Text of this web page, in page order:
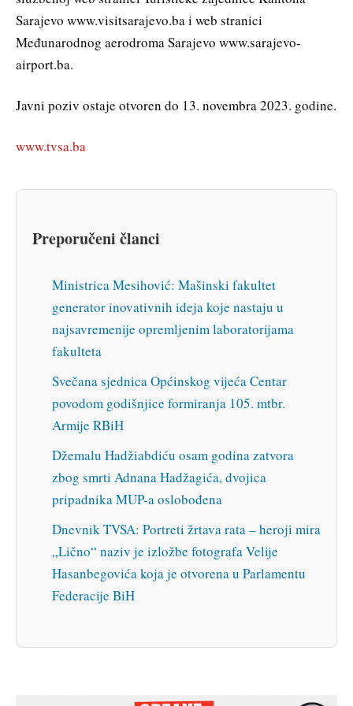
Sarajevo www.visitsarajevo.ba i web stranici
Međunarodnog aerodroma Sarajevo www.sarajevo-
airport.ba.
Javni poziv ostaje otvoren do 13. novembra 2023. godine.
www.tvsa.ba
Preporučeni članci
Ministrica Mesihović: Mašinski fakultet
generator inovativnih ideja koje nastaju u
najsavremenije opremljenim laboratorijama
fakulteta
Svečana sjednica Općinskog vijeća Centar
povodom godišnjice formiranja 105. mtbr.
Armije RBiH
Džemalu Hadžiabdiću osam godina zatvora
zbog smrti Adnana Hadžagića, dvojica
pripadnika MUP-a oslobođena
Dnevnik TVSA: Portreti žrtava rata – heroji mira
„Lično“ naziv je izložbe fotografa Velije
Hasanbegovića koja je otvorena u Parlamentu
Federacije BiH